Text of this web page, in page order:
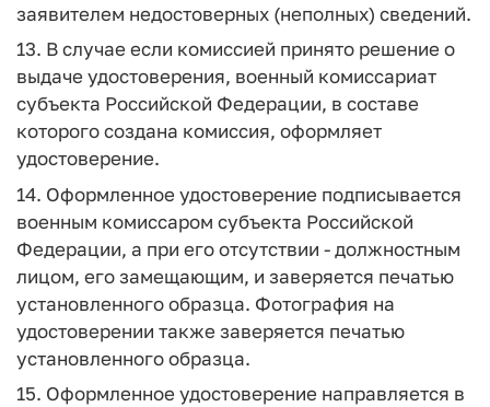
заявителем недостоверных (неполных) сведений.
13. В случае если комиссией принято решение о
выдаче удостоверения, военный комиссариат
субъекта Российской Федерации, в составе
которого создана комиссия, оформляет
удостоверение.
14. Оформленное удостоверение подписывается
военным комиссаром субъекта Российской
Федерации, а при его отсутствии - должностным
лицом, его замещающим, и заверяется печатью
установленного образца. Фотография на
удостоверении также заверяется печатью
установленного образца.
15. Оформленное удостоверение направляется в